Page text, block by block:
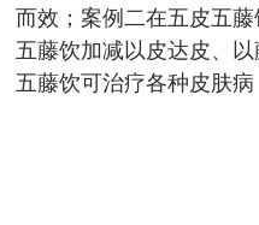
而效；案例二在五皮五
五藤饮加减以皮达皮、
五藤饮可治疗各种皮肤